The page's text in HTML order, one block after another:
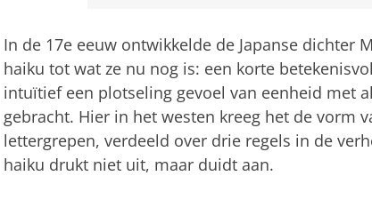
In de 17e eeuw ontwikkelde de Japanse dichter
haiku tot wat ze nu nog is: een korte
intuïtief een plotseling gevoel van eenheid met
gebracht. Hier in het westen kreeg het de vorm
lettergrepen, verdeeld over drie regels in de
haiku drukt niet uit, maar duidt aan.